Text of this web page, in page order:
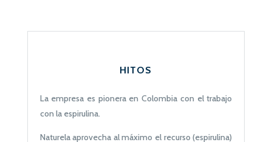
HITOS
La empresa es pionera en Colombia con el trabajo
con la espirulina.
Naturela aprovecha al máximo el recurso (espirulina)